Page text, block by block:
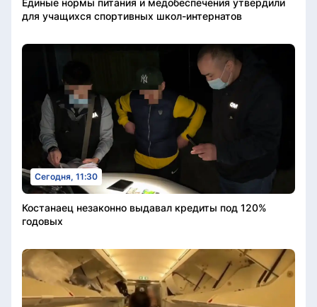
для учащихся спортивных школ-интернатов
Сегодня, 11:30
Костанаец незаконно выдавал кредиты под 120%
годовых